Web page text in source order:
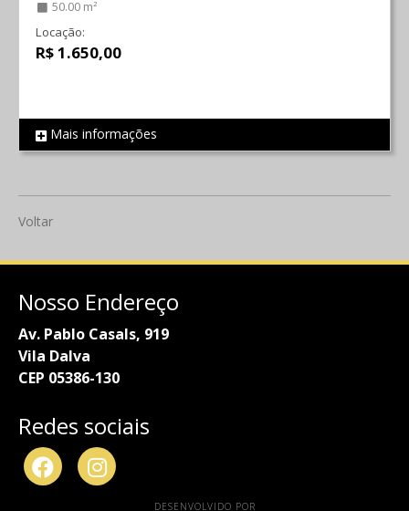
REF 671
50.00 m²
Locação:
R$ 1.650,00
Mais informações
Voltar
Nosso Endereço
Av. Pablo Casals, 919
Vila Dalva
CEP 05386-130
Redes sociais
DESENVOLVIDO POR